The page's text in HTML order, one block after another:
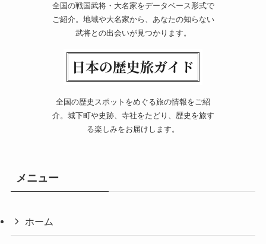
全国の戦国武将・大名家をデータベース形式で
ご紹介。地域や大名家から、あなたの知らない
武将との出会いが見つかります。
全国の歴史スポットをめぐる旅の情報をご紹
介。城下町や史跡、寺社をたどり、歴史を旅す
る楽しみをお届けします。
メニュー
ホーム